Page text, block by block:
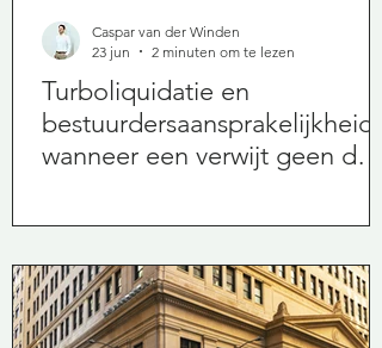
Turboliquidatie en
bestuurdersaansprakelijkheid:
wanneer een verwijt geen doel
Caspar van der Winden
23 jun
2 minuten om te lezen